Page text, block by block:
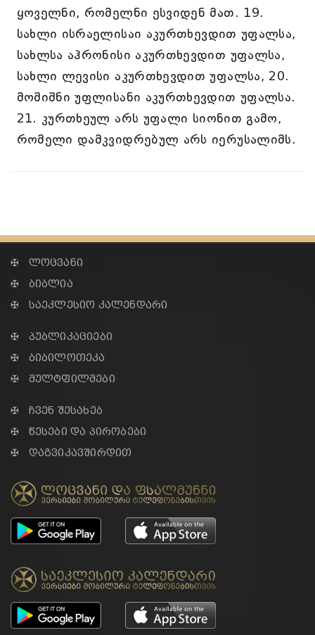
ყოველნი, რომელნი ესვიდენ მათ. 19.
სახლი ისრაელისაი აკურთხევდით უფალსა,
სახლსა აჰრონისი აკურთხევდით უფალსა,
სახლი ლევისი აკურთხევდით უფალსა, 20.
მოშიშნი უფლისანი აკურთხევდით უფალსა.
21. კურთხეულ არს უფალი სიონით გამო,
რომელი დამკვიდრებულ არს იერუსალიმს.
✠ ლოცვანი
✠ ბიბლია
✠ საეკლესიო კალენდარი
✠ პუბლიკაციები
✠ ბიბილოთეკა
✠ მულტფილმები
✠ ჩვენ შესახებ
✠ წესები და პირობები
✠ დაგვიკავშირდით